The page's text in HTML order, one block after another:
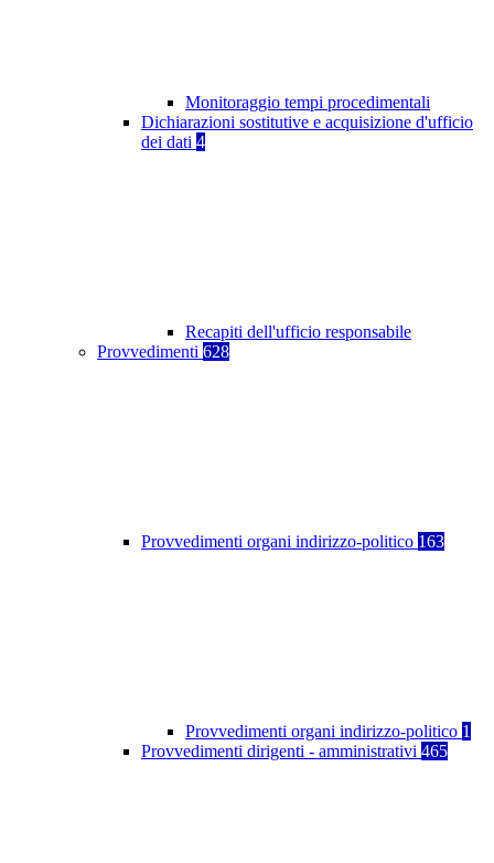
Monitoraggio tempi procedimentali
Dichiarazioni sostitutive e acquisizione d'ufficio
dei dati 4
Recapiti dell'ufficio responsabile
Provvedimenti 628
Provvedimenti organi indirizzo-politico 163
Provvedimenti organi indirizzo-politico 1
Provvedimenti dirigenti - amministrativi 465